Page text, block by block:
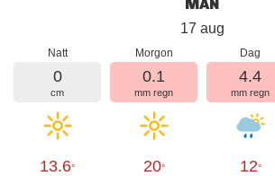
MÅN
17 aug
Natt
0
cm
13.6°
Morgon
0.1
mm regn
20°
Dag
4.4
mm regn
12°